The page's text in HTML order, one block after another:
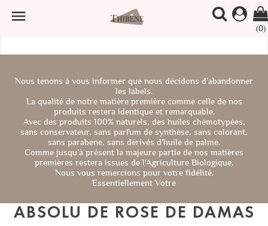

(0)
Nous tenons à vous informer que nous décidons d’abandonner
les labels.
La qualité de notre matière première comme celle de nos
produits restera identique et remarquable.
Avec des produits 100% naturels, des huiles chémotypées,
sans conservateur, sans parfum de synthèse, sans colorant,
sans parabene, sans dérivés d'huile de palme.
Comme jusqu’à présent la majeure partie de nos matières
premières restera issues de l'Agriculture Biologique.
Nous vous remercions pour votre fidélité.
Essentiellement Votre
ABSOLU DE ROSE DE DAMAS